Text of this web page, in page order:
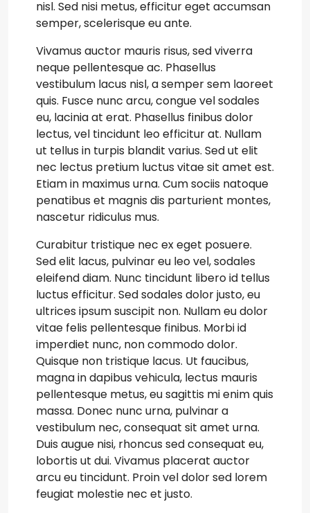
nisl. Sed nisi metus, efficitur eget accumsan
semper, scelerisque eu ante.
Vivamus auctor mauris risus, sed viverra
neque pellentesque ac. Phasellus
vestibulum lacus nisl, a semper sem laoreet
quis. Fusce nunc arcu, congue vel sodales
eu, lacinia at erat. Phasellus finibus dolor
lectus, vel tincidunt leo efficitur at. Nullam
ut tellus in turpis blandit varius. Sed ut elit
nec lectus pretium luctus vitae sit amet est.
Etiam in maximus urna. Cum sociis natoque
penatibus et magnis dis parturient montes,
nascetur ridiculus mus.
Curabitur tristique nec ex eget posuere.
Sed elit lacus, pulvinar eu leo vel, sodales
eleifend diam. Nunc tincidunt libero id tellus
luctus efficitur. Sed sodales dolor justo, eu
ultrices ipsum suscipit non. Nullam eu dolor
vitae felis pellentesque finibus. Morbi id
imperdiet nunc, non commodo dolor.
Quisque non tristique lacus. Ut faucibus,
magna in dapibus vehicula, lectus mauris
pellentesque metus, eu sagittis mi enim quis
massa. Donec nunc urna, pulvinar a
vestibulum nec, consequat sit amet urna.
Duis augue nisi, rhoncus sed consequat eu,
lobortis ut dui. Vivamus placerat auctor
arcu eu tincidunt. Proin vel dolor sed lorem
feugiat molestie nec et justo.